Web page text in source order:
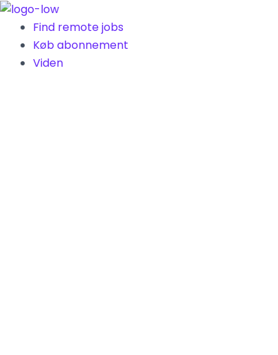
Gå
indholdet
Find remote jobs
Køb abonnement
Viden